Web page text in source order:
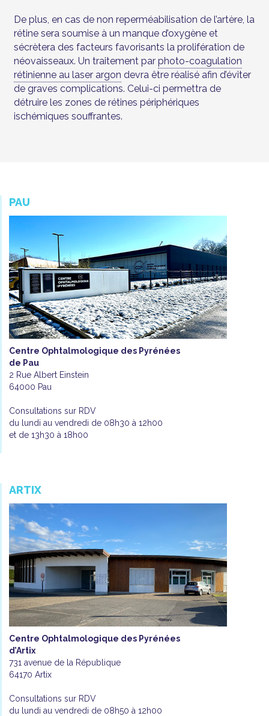
De plus, en cas de non reperméabilisation de l’artère, la
rétine sera soumise à un manque d’oxygène et
sécrètera des facteurs favorisants la prolifération de
néovaisseaux. Un traitement par photo-coagulation
rétinienne au laser argon devra être réalisé afin d’éviter
de graves complications. Celui-ci permettra de
détruire les zones de rétines périphériques
ischémiques souffrantes.
PAU
Centre Ophtalmologique des Pyrénées
de Pau
2 Rue Albert Einstein
64000 Pau
Consultations sur RDV
du lundi au vendredi de 08h30 à 12h00
et de 13h30 à 18h00
ARTIX
Centre Ophtalmologique des Pyrénées
d’Artix
731 avenue de la République
64170 Artix
Consultations sur RDV
du lundi au vendredi de 08h50 à 12h00